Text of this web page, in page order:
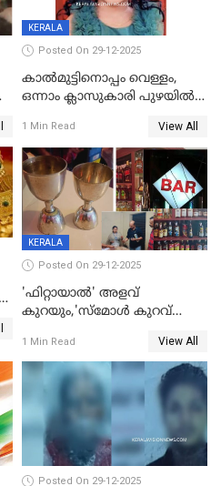
KERALA
Posted On 29-12-2025
കാൽമുട്ടിനൊപ്പം വെള്ളം,
ഒന്നാം ക്ലാസുകാരി പുഴയിൽ
കുട്ടികൾക്കൊപ്പം
കളിക്കുന്നതിനിടെ
1 Min Read View All
KERALA
Posted On 29-12-2025
'ഫിറ്റായാൽ' അളവ്
കുറയും,'സ്‌മോൾ കുറവ്
പിഴ
1 Min Read View All
Posted On 29-12-2025